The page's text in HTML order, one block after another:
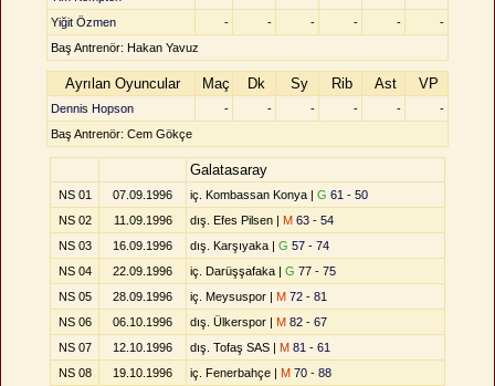
Yiğit Özmen
- - - - -
-
Baş Antrenör: Hakan Yavuz
Ayrılan Oyuncular Maç Dk Sy Rib Ast VP
Dennis Hopson - - - - -
-
Baş Antrenör: Cem Gökçe
Galatasaray
NS 01 07.09.1996 iç. Kombassan Konya | G 61 - 50
NS 02
11.09.1996 dış. Efes Pilsen | M 63 - 54
NS 03
16.09.1996 dış. Karşıyaka | G 57 - 74
NS 04
22.09.1996 iç. Darüşşafaka | G 77 - 75
NS 05
28.09.1996 iç. Meysuspor | M 72 - 81
NS 06
06.10.1996 dış. Ülkerspor | M 82 - 67
NS 07
12.10.1996 dış. Tofaş SAS | M 81 - 61
NS 08
19.10.1996 iç. Fenerbahçe | M 70 - 88